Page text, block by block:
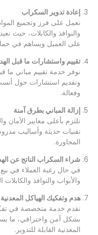
إعادة تدوير السكراب
نعمل على فرز وتجميع المواد
والنوافذ والكابلات، حيث
على العميل ويساهم في
تقييم واستشارات ما قبل
نوفر خدمة تقييم مباني ما
وتقديم استشارات حول
وفعالة.
إزالة المباني بطرق آمنة
نلتزم بأعلى معايير الأمان
تقنيات حديثة وأساليب
المجاورة.
شراء السكراب الناتج عن
في حال رغبة العملاء في
والأبواب والنوافذ
هدم وتفكيك الهياكل المعدنية
نقدم خدمة متخصصة في
بشكل آمن واحترافي، ما
المعدنية القابلة للتدوير.